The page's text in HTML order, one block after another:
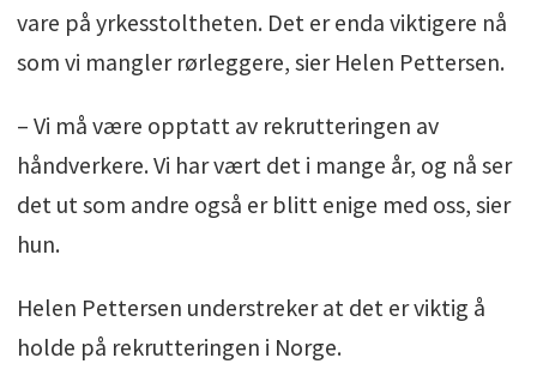
vare på yrkesstoltheten. Det er enda viktigere nå
som vi mangler rørleggere, sier Helen Pettersen.
– Vi må være opptatt av rekrutteringen av
håndverkere. Vi har vært det i mange år, og nå ser
det ut som andre også er blitt enige med oss, sier
hun.
Helen Pettersen understreker at det er viktig å
holde på rekrutteringen i Norge.